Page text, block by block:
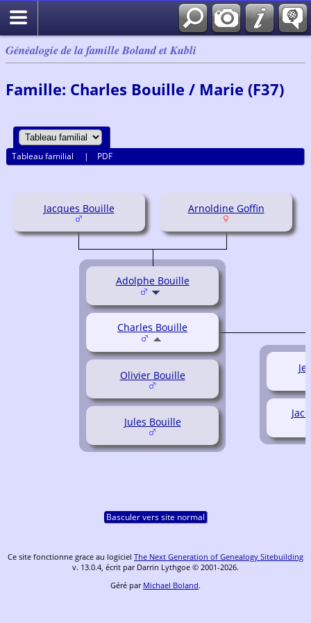
Généalogie de la famille Boland et Kubli
Famille: Charles Bouille / Marie (F37)
Tableau familial | PDF
Jacques Bouille Arnoldine Goffin
Adolphe Bouille
Olivier Bouille
Jules Bouille
Charles Bouille
Basculer vers site normal
Ce site fonctionne grace au logiciel The Next Generation of Genealogy Sitebuilding
v. 13.0.4, écrit par Darrin Lythgoe © 2001-2026.
Géré par Michael Boland.